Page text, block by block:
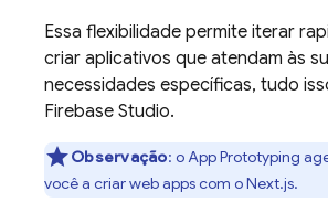
Essa flexibilidade permite iterar
criar aplicativos que atendam às
necessidades específicas, tudo
Firebase Studio.
Observação: oApp Prototyping
você a criar web apps com o Next.js.